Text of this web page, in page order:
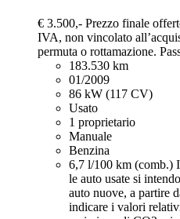
€ 3.500,- Prezzo finale
IVA, non vincolato
permuta o rottamazione.
183.530 km
01/2009
86 kW (117 CV)
Usato
1 proprietario
Manuale
Benzina
6,7 l/100 km (comb.)
le auto usate si
auto nuove, a partire
indicare i valori